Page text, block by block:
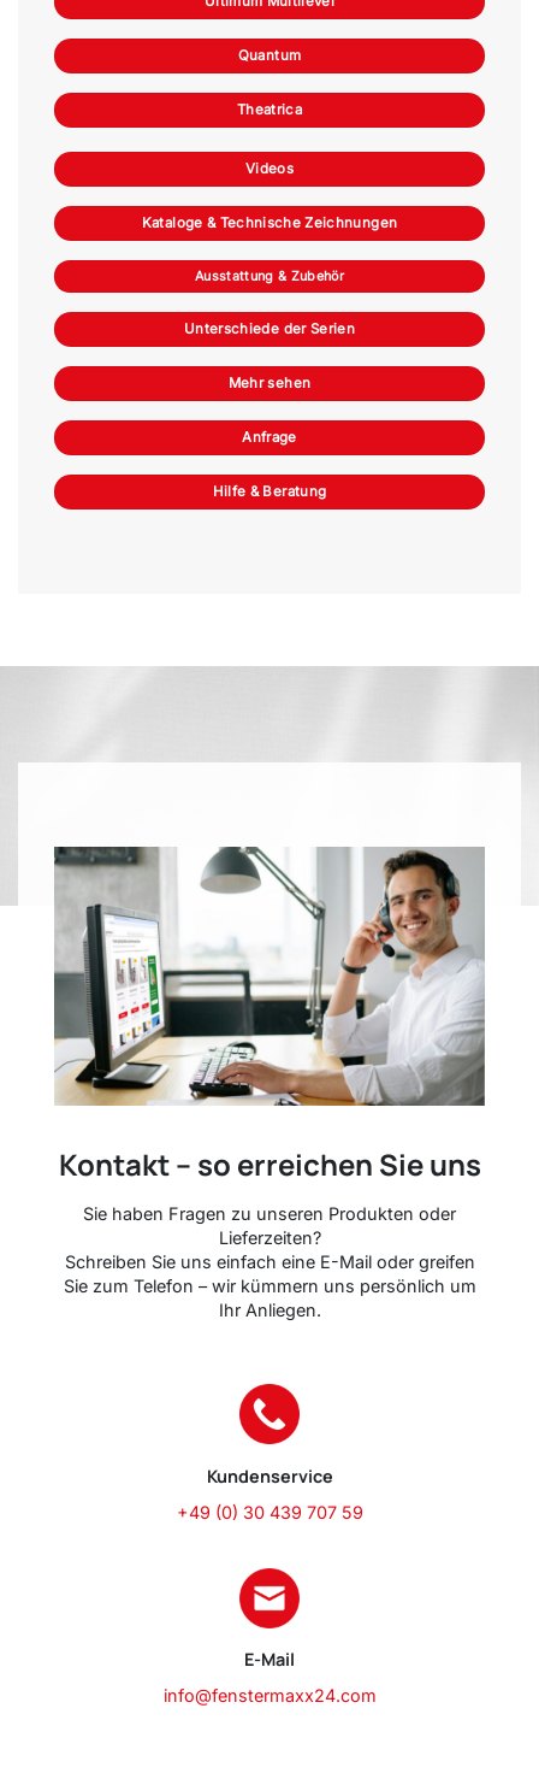
Quantum
Theatrica
Videos
Kataloge & Technische Zeichnungen
Ausstattung & Zubehör
Unterschiede der Serien
Mehr sehen
Anfrage
Hilfe & Beratung
Kontakt – so erreichen Sie uns
Sie haben Fragen zu unseren Produkten oder
Lieferzeiten?
Schreiben Sie uns einfach eine E-Mail oder greifen
Sie zum Telefon – wir kümmern uns persönlich um
Ihr Anliegen.
Kundenservice
+49 (0) 30 439 707 59
E-Mail
info@fenstermaxx24.com